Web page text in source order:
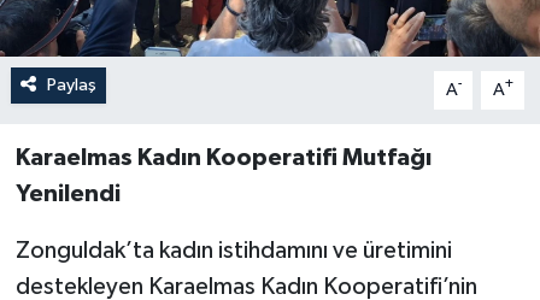
Paylaş A- A+
Karaelmas Kadın Kooperatifi Mutfağı
Yenilendi
​Zonguldak’ta kadın istihdamını ve üretimini
destekleyen Karaelmas Kadın Kooperatifi’nin
Ulusal